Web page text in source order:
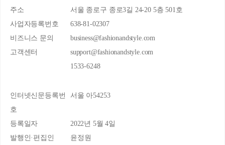
주소
서울 종로구 종로3길 24-20 5층 501호
사업자등록번호
638-81-02307
비즈니스 문의
business@fashionandstyle.com
고객센터
support@fashionandstyle.com
1533-6248
인터넷신문등록번
호
서울 아54253
등록일자
2022년 5월 4일
발행인·편집인
윤정원